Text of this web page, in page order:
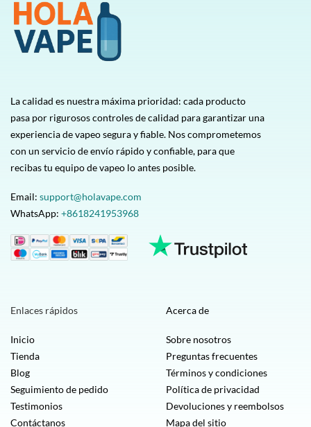
La calidad es nuestra máxima prioridad: cada producto
pasa por rigurosos controles de calidad para garantizar una
experiencia de vapeo segura y fiable. Nos comprometemos
con un servicio de envío rápido y confiable, para que
recibas tu equipo de vapeo lo antes posible.
Email: support@holavape.com
WhatsApp: +8618241953968
Enlaces rápidos
Inicio
Tienda
Blog
Seguimiento de pedido
Testimonios
Contáctanos
Acerca de
Sobre nosotros
Preguntas frecuentes
Términos y condiciones
Política de privacidad
Devoluciones y reembolsos
Mapa del sitio